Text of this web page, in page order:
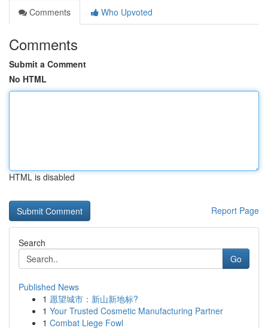
Comments
Who Upvoted
Comments
Submit a Comment
No HTML
HTML is disabled
Report Page
Search
Go
Published News
1 愿望城市：新山新地标?
1 Your Trusted Cosmetic Manufacturing Partner
1 Combat Liege Fowl